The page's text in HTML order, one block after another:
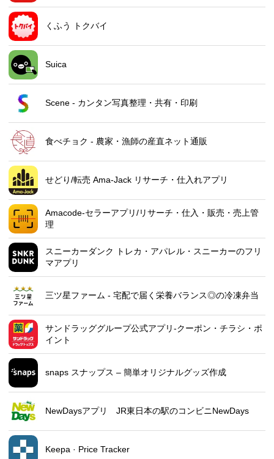
くふう トクバイ
Suica
Scene - カンタン写真整理・共有・印刷
食べチョク - 農家・漁師の産直ネット通販
せどり/転売 Ama-Jack リサーチ・仕入れアプリ
Amacode-セラーアプリ/リサーチ・仕入・販売・売上管
理
スニーカーダンク トレカ・アパレル・スニーカーのフリ
マアプリ
三ツ星ファーム - 宅配で届く栄養バランス◎の冷凍弁当
サンドラッググループ公式アプリ-クーポン・チラシ・ポ
イント
snaps スナップス – 簡単オリジナルグッズ作成
NewDaysアプリ JR東日本の駅のコンビニNewDays
Keepa · Price Tracker